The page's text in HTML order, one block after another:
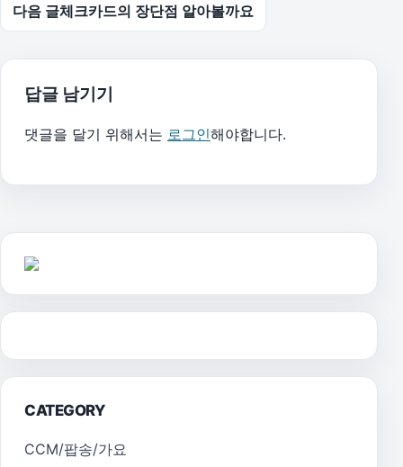
다음 글체크카드의 장단점 알아볼까요
답글 남기기
댓글을 달기 위해서는 로그인해야합니다.
CATEGORY
CCM/팝송/가요